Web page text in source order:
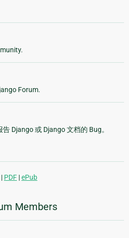
Forum.
Django 或 Django 文档的 Bug。
| PDF |ePub
Members